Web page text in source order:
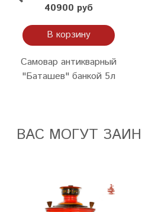
40900 руб
В корзину
Самовар антикварный
"Баташев" банкой 5л
ВАС МОГУТ